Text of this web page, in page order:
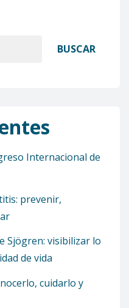
BUSCAR
Internacional de
prevenir,
Sjögren: visibilizar lo
de vida
cuidarlo y